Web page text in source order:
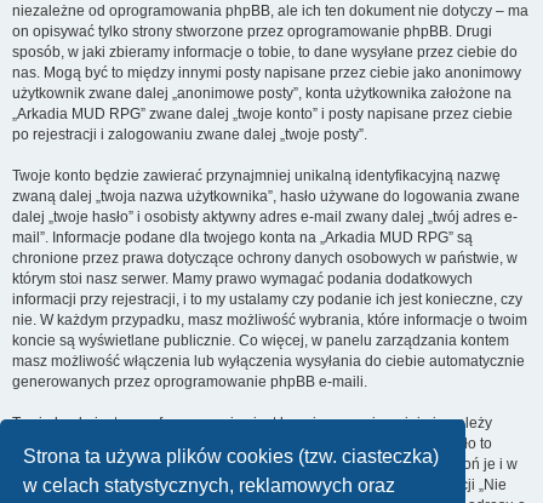
Strona ta używa plików cookies (tzw. ciasteczka)
w celach statystycznych, reklamowych oraz
niezależne od oprogramowania phpBB, ale ich ten dokument nie dotyczy – ma
on opisywać tylko strony stworzone przez oprogramowanie phpBB. Drugi
sposób, w jaki zbieramy informacje o tobie, to dane wysyłane przez ciebie do
nas. Mogą być to między innymi posty napisane przez ciebie jako anonimowy
użytkownik zwane dalej „anonimowe posty”, konta użytkownika założone na
„Arkadia MUD RPG” zwane dalej „twoje konto” i posty napisane przez ciebie
po rejestracji i zalogowaniu zwane dalej „twoje posty”.
Twoje konto będzie zawierać przynajmniej unikalną identyfikacyjną nazwę
zwaną dalej „twoja nazwa użytkownika”, hasło używane do logowania zwane
dalej „twoje hasło” i osobisty aktywny adres e-mail zwany dalej „twój adres e-
mail”. Informacje podane dla twojego konta na „Arkadia MUD RPG” są
chronione przez prawa dotyczące ochrony danych osobowych w państwie, w
którym stoi nasz serwer. Mamy prawo wymagać podania dodatkowych
informacji przy rejestracji, i to my ustalamy czy podanie ich jest konieczne, czy
nie. W każdym przypadku, masz możliwość wybrania, które informacje o twoim
koncie są wyświetlane publicznie. Co więcej, w panelu zarządzania kontem
masz możliwość włączenia lub wyłączenia wysyłania do ciebie automatycznie
generowanych przez oprogramowanie phpBB e-maili.
Twoje hasło jest zaszyfrowane, więc jest bezpieczne, niemniej nie należy
używać tego samego hasła na różnych witrynach internetowych. Hasło to
umożliwia dostęp do twojego konta na „Arkadia MUD RPG”, więc chroń je i w
żadnym wypadku nie podawajnikomu . Jeśli je zapomnisz, użyj funkcji „Nie